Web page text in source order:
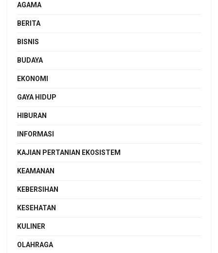
AGAMA
BERITA
BISNIS
BUDAYA
EKONOMI
GAYA HIDUP
HIBURAN
INFORMASI
KAJIAN PERTANIAN EKOSISTEM
KEAMANAN
KEBERSIHAN
KESEHATAN
KULINER
OLAHRAGA